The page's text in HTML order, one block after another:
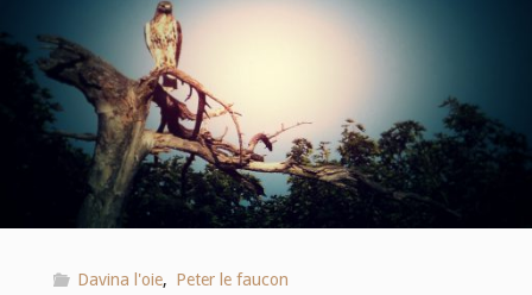
l’origine
des
droits"
Davina l'oie, Peter le faucon